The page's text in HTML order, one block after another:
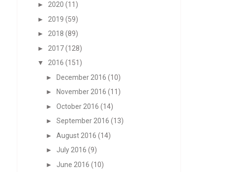
► 2020 (11)
► 2019 (59)
► 2018 (89)
► 2017(128)
▼
2016 (151)
► December 2016 (10)
►
November 2016 (11)
► October 2016 (14)
► September 2016 (13)
► August 2016 (14)
► July 2016 (9)
► June 2016 (10)